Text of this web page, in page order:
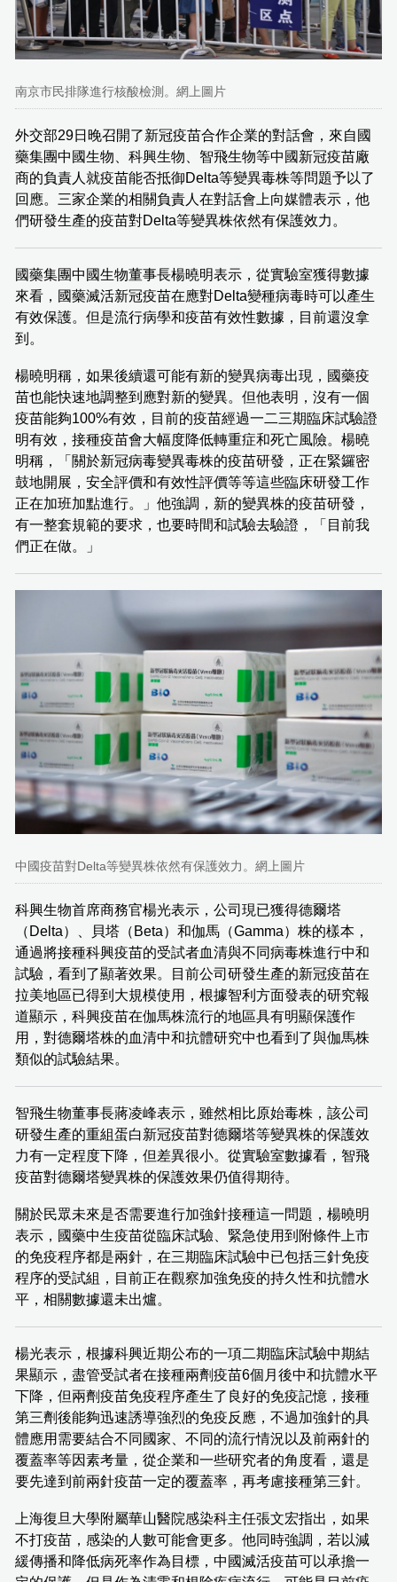
南京市民排隊進行核酸檢測。網上圖片
外交部29日晚召開了新冠疫苗合作企業的對話會，來自國
藥集團中國生物、科興生物、智飛生物等中國新冠疫苗廠
商的負責人就疫苗能否抵御Delta等變異毒株等問題予以了
回應。三家企業的相關負責人在對話會上向媒體表示，他
們研發生產的疫苗對Delta等變異株依然有保護效力。
國藥集團中國生物董事長楊曉明表示，從實驗室獲得數據
來看，國藥滅活新冠疫苗在應對Delta變種病毒時可以產生
有效保護。但是流行病學和疫苗有效性數據，目前還沒拿
到。
楊曉明稱，如果後續還可能有新的變異病毒出現，國藥疫
苗也能快速地調整到應對新的變異。但他表明，沒有一個
疫苗能夠100%有效，目前的疫苗經過一二三期臨床試驗證
明有效，接種疫苗會大幅度降低轉重症和死亡風險。楊曉
明稱，「關於新冠病毒變異毒株的疫苗研發，正在緊鑼密
鼓地開展，安全評價和有效性評價等等這些臨床研發工作
正在加班加點進行。」他強調，新的變異株的疫苗研發，
有一整套規範的要求，也要時間和試驗去驗證，「目前我
們正在做。」
中國疫苗對Delta等變異株依然有保護效力。網上圖片
科興生物首席商務官楊光表示，公司現已獲得德爾塔
（Delta）、貝塔（Beta）和伽馬（Gamma）株的樣本，
通過將接種科興疫苗的受試者血清與不同病毒株進行中和
試驗，看到了顯著效果。目前公司研發生產的新冠疫苗在
拉美地區已得到大規模使用，根據智利方面發表的研究報
道顯示，科興疫苗在伽馬株流行的地區具有明顯保護作
用，對德爾塔株的血清中和抗體研究中也看到了與伽馬株
類似的試驗結果。
智飛生物董事長蔣凌峰表示，雖然相比原始毒株，該公司
研發生產的重組蛋白新冠疫苗對德爾塔等變異株的保護效
力有一定程度下降，但差異很小。從實驗室數據看，智飛
疫苗對德爾塔變異株的保護效果仍值得期待。
關於民眾未來是否需要進行加強針接種這一問題，楊曉明
表示，國藥中生疫苗從臨床試驗、緊急使用到附條件上市
的免疫程序都是兩針，在三期臨床試驗中已包括三針免疫
程序的受試組，目前正在觀察加強免疫的持久性和抗體水
平，相關數據還未出爐。
楊光表示，根據科興近期公布的一項二期臨床試驗中期結
果顯示，盡管受試者在接種兩劑疫苗6個月後中和抗體水平
下降，但兩劑疫苗免疫程序產生了良好的免疫記憶，接種
第三劑後能夠迅速誘導強烈的免疫反應，不過加強針的具
體應用需要結合不同國家、不同的流行情況以及前兩針的
覆蓋率等因素考量，從企業和一些研究者的角度看，還是
要先達到前兩針疫苗一定的覆蓋率，再考慮接種第三針。
上海復旦大學附屬華山醫院感染科主任張文宏指出，如果
不打疫苗，感染的人數可能會更多。他同時強調，若以減
緩傳播和降低病死率作為目標，中國滅活疫苗可以承擔一